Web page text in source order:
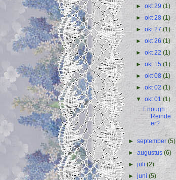
► okt 29 (1)
► okt 28 (1)
► okt 27(1)
► okt 26 (1)
► okt 22 (1)
►okt 15 (1)
► okt 08 (1)
►okt 02(1)
▼ okt 01 (1)
Enough
Reinde
er?
►september(5)
►augustus(6)
►juli(2)
►juni(5)